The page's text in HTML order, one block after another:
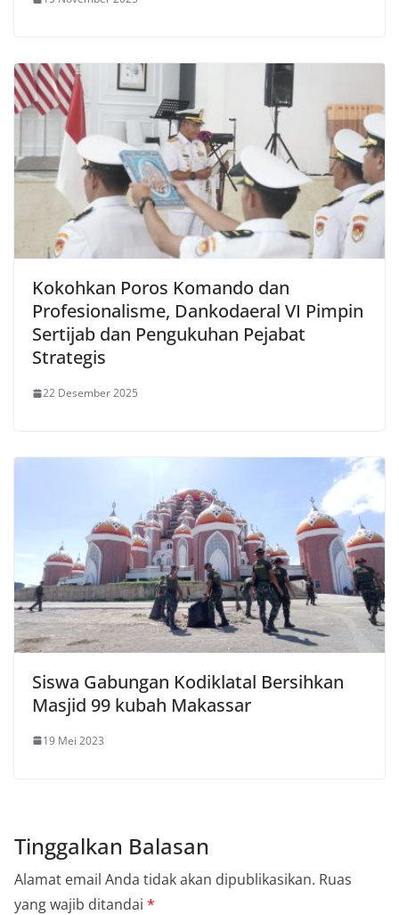
Kokohkan Poros Komando dan
Profesionalisme, Dankodaeral VI Pimpin
Sertijab dan Pengukuhan Pejabat
Strategis
22 Desember 2025
Siswa Gabungan Kodiklatal Bersihkan
Masjid 99 kubah Makassar
19 Mei 2023
Tinggalkan Balasan
Alamat email Anda tidak akan dipublikasikan. Ruas
yang wajib ditandai *